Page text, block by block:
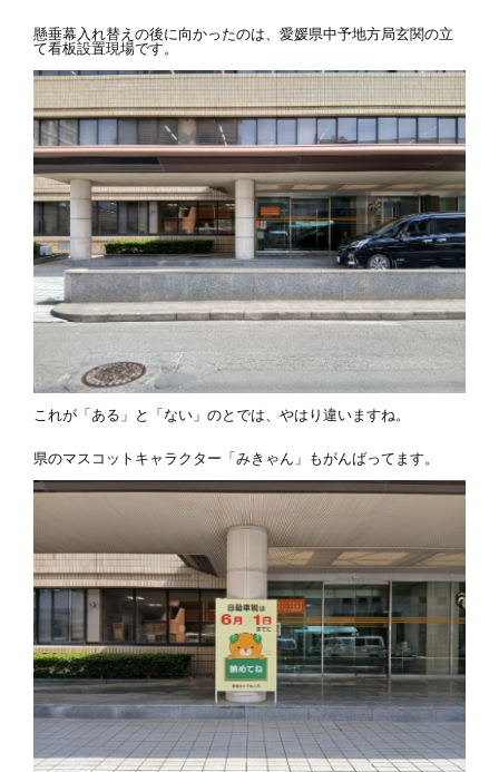
懸垂幕入れ替えの後に向かったのは、愛媛県中予地方局玄関の立
て看板設置現場です。
これが「ある」と「ない」のとでは、やはり違いますね。
県のマスコットキャラクター「みきゃん」もがんばってます。